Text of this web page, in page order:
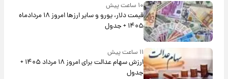
۱۰ ساعت پیش
قیمت دلار، یورو و سایر ارزها امروز ۱۸ مردادماه
۱۴۰۵ + جدول
۱۱ ساعت پیش
ارزش سهام عدالت برای امروز ۱۸ مرداد ۱۴۰۵ +
جدول